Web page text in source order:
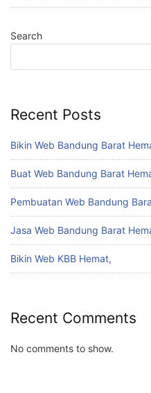
Search
Recent Posts
Bikin Web Bandung Barat
Buat Web Bandung Barat
Pembuatan Web Bandung
Jasa Web Bandung Barat
Bikin Web KBB Hemat,
Recent Comments
No comments to show.